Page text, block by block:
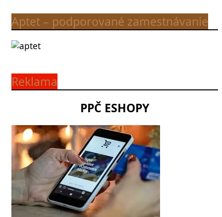
Aptet – podporované zamestnávanie
Reklama
PPČ ESHOPY